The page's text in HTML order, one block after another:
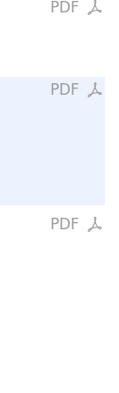
PDF
PDF
PDF